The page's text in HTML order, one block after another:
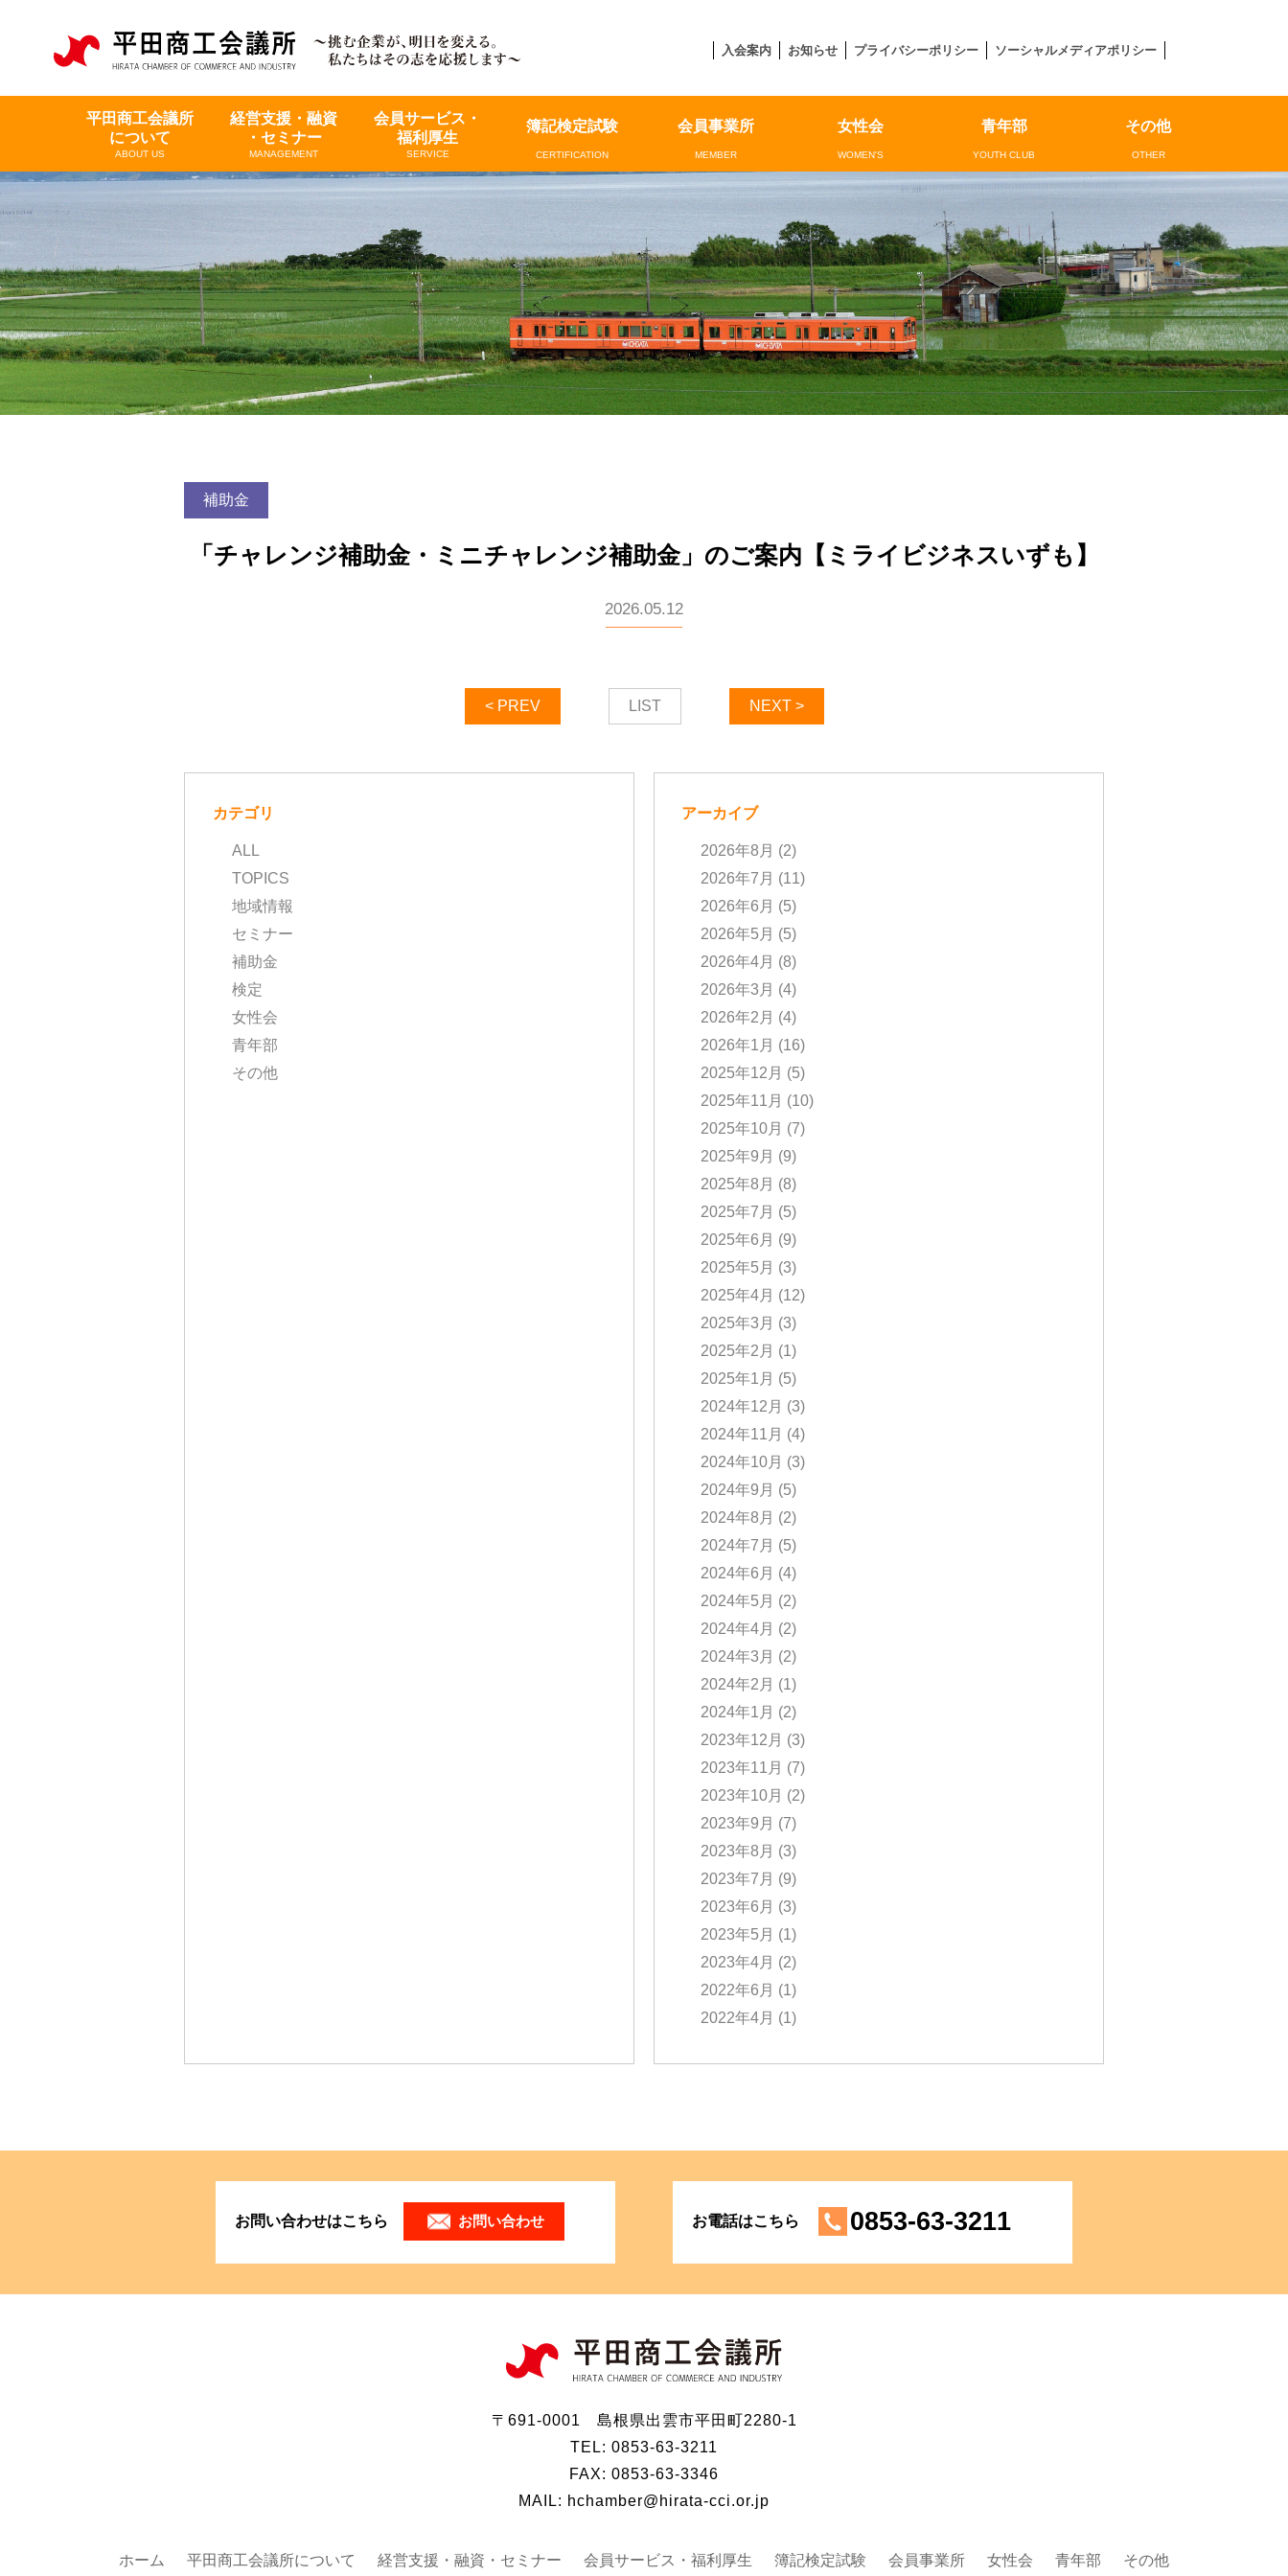
入会案内 お知らせ プライバシーポリシー ソーシャルメディアポリシー
平田商工会議所
について
ABOUT US
経営支援・融資
・セミナー
MANAGEMENT
会員サービス・
福利厚生
SERVICE
簿記検定試験
CERTIFICATION
会員事業所
MEMBER
女性会
WOMEN'S
青年部
YOUTH CLUB
その他
OTHER
補助金
「チャレンジ補助金・ミニチャレンジ補助金」のご案内【ミライビジネスいずも】
2026.05.12
< PREV LIST NEXT >
カテゴリ
ALL
TOPICS
地域情報
セミナー
補助金
検定
女性会
青年部
その他
アーカイブ
2026年8月 (2)
2026年7月 (11)
2026年6月 (5)
2026年5月 (5)
2026年4月 (8)
2026年3月 (4)
2026年2月 (4)
2026年1月 (16)
2025年12月 (5)
2025年11月 (10)
2025年10月 (7)
2025年9月 (9)
2025年8月 (8)
2025年7月 (5)
2025年6月 (9)
2025年5月 (3)
2025年4月 (12)
2025年3月 (3)
2025年2月 (1)
2025年1月 (5)
2024年12月 (3)
2024年11月 (4)
2024年10月 (3)
2024年9月 (5)
2024年8月 (2)
2024年7月 (5)
2024年6月 (4)
2024年5月 (2)
2024年4月 (2)
2024年3月 (2)
2024年2月 (1)
2024年1月 (2)
2023年12月 (3)
2023年11月 (7)
2023年10月 (2)
2023年9月 (7)
2023年8月 (3)
2023年7月 (9)
2023年6月 (3)
2023年5月 (1)
2023年4月 (2)
2022年6月 (1)
2022年4月 (1)
お問い合わせはこちら お問い合わせ お電話はこちら 0853-63-3211
〒691-0001 島根県出雲市平田町2280-1
TEL: 0853-63-3211
FAX: 0853-63-3346
MAIL: hchamber@hirata-cci.or.jp
ホーム 平田商工会議所について 経営支援・融資・セミナー 会員サービス・福利厚生 簿記検定試験 会員事業所 女性会 青年部 その他